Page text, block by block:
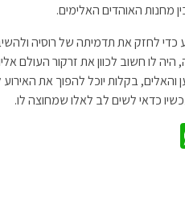
מחנות האוהדים האלימים.
כדי לחזק את תדמיתה של רוסיה
לו חשוב לכוון את זרקור העולם
והאלים, בקלות יוכל להפוך את
כדאי לשים לב לאלו שמחוצה לו.
W